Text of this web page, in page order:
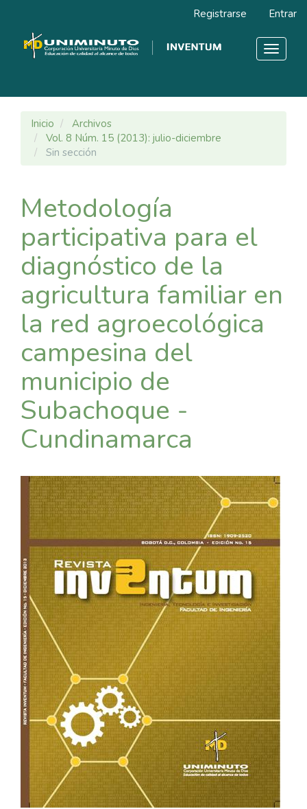
Contenido
principal
Registrarse Entrar
Toggle
Inicio
Archivos
Vol. 8 Núm. 15 (2013): julio-diciembre
Sin sección
Metodología
participativa para el
diagnóstico de la
agricultura familiar en
la red agroecológica
campesina del
municipio de
Subachoque -
Cundinamarca
Barra
lateral
del
artículo